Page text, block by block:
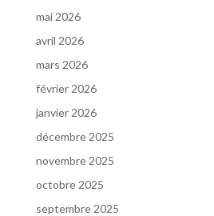
mai 2026
avril 2026
mars 2026
février 2026
janvier 2026
décembre 2025
novembre 2025
octobre 2025
septembre 2025